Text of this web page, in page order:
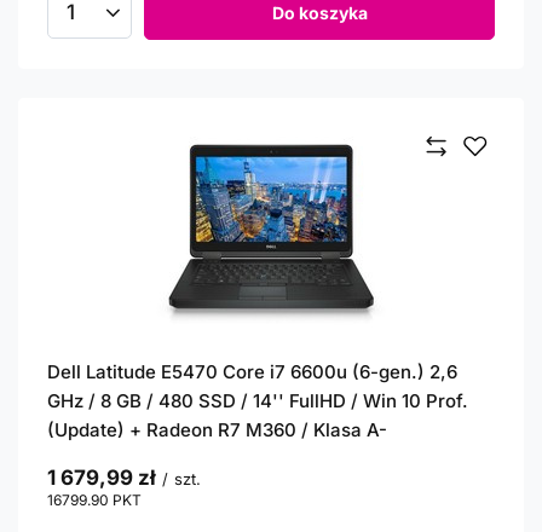
Ilość produktów Do koszyka
Dell Latitude E5470 Core i7 6600u (6-gen.) 2,6
GHz / 8 GB / 480 SSD / 14'' FullHD / Win 10 Prof.
(Update) + Radeon R7 M360 / Klasa A-
1 679,99 zł / szt.
16799.90 PKT